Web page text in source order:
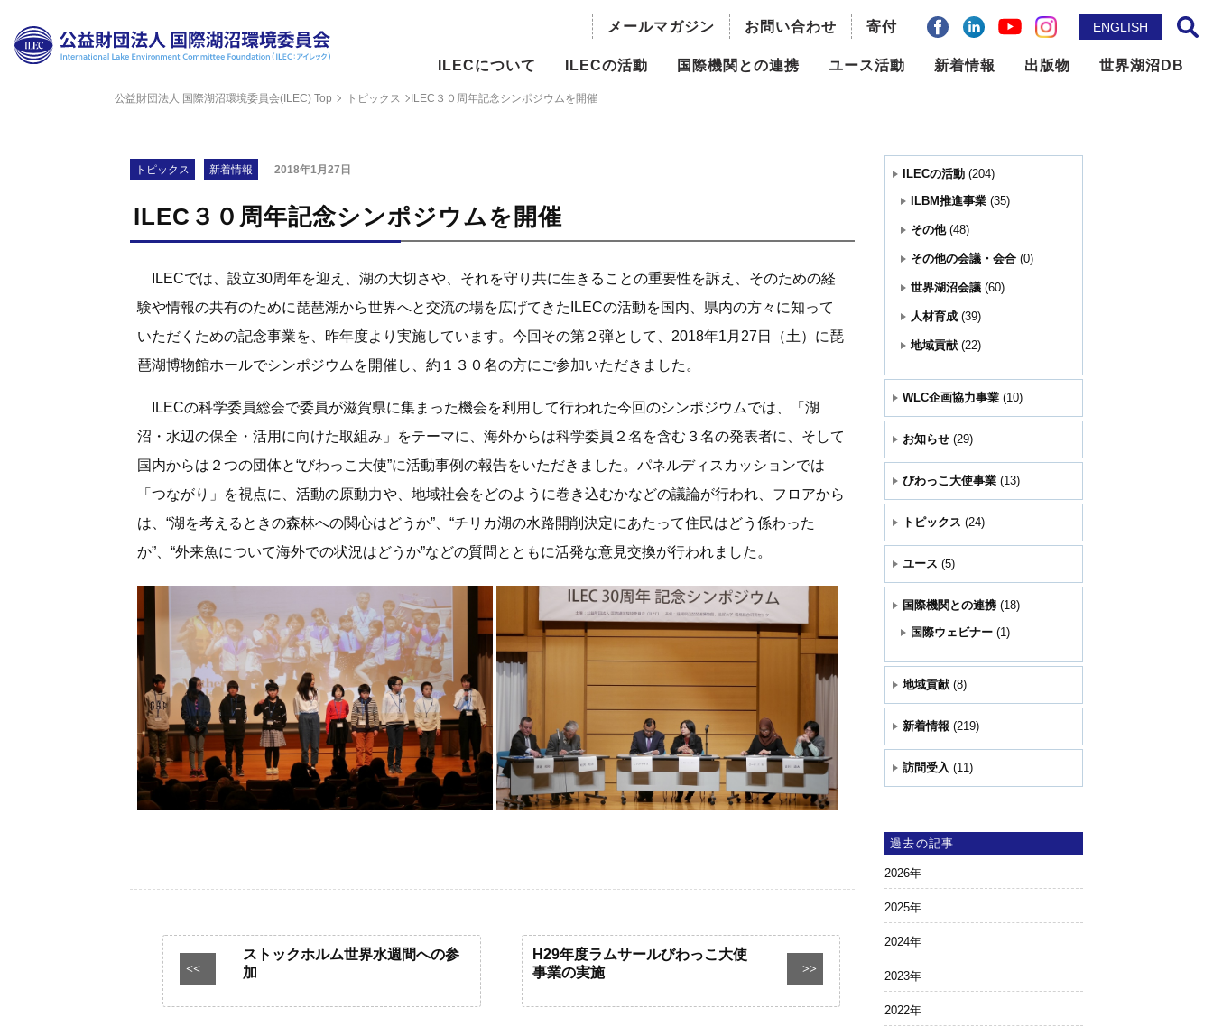
メールマガジン お問い合わせ 寄付
facebookLinkdinYouTubeinstagram ENGLISH
サイト内検索
ILECについて
財団の概要
組織概要
公開情報
ILECの活動
持続可能な水資源利用のための湖
国際越境水域評価プログラム
人材育成
世界湖沼会議
次回の湖沼会議
これまでの湖沼会議
開催地募集
祝！「世界湖沼の日」制定
地域貢献
国際機関との連携 ユース活動 新着情報
世界湖沼会議
国際機関との連携
出版物
ニュースレター
出版物
世界湖沼DB
公益財団法人 国際湖沼環境委員会(ILEC) Top トピックス ILEC３０周年記念シンポジウムを開催
トピックス 新着情報 2018年1月27日
ILEC３０周年記念シンポジウムを開催
ILECでは、設立30周年を迎え、湖の大切さや、それを守り共に生きることの重要性を訴え、そのための経
験や情報の共有のために琵琶湖から世界へと交流の場を広げてきたILECの活動を国内、県内の方々に知って
いただくための記念事業を、昨年度より実施しています。今回その第２弾として、2018年1月27日（土）に琵
琶湖博物館ホールでシンポジウムを開催し、約１３０名の方にご参加いただきました。
ILECの科学委員総会で委員が滋賀県に集まった機会を利用して行われた今回のシンポジウムでは、「湖
沼・水辺の保全・活用に向けた取組み」をテーマに、海外からは科学委員２名を含む３名の発表者に、そして
国内からは２つの団体と“びわっこ大使”に活動事例の報告をいただきました。パネルディスカッションでは
「つながり」を視点に、活動の原動力や、地域社会をどのように巻き込むかなどの議論が行われ、フロアから
は、“湖を考えるときの森林への関心はどうか”、“チリカ湖の水路開削決定にあたって住民はどう係わった
か”、“外来魚について海外での状況はどうか”などの質問とともに活発な意見交換が行われました。
<<
ストックホルム世界水週間への参
加
>>
H29年度ラムサールびわっこ大使
事業の実施
ILECの活動 (204)
ILBM推進事業 (35)
その他(48)
その他の会議・会合 (0)
世界湖沼会議 (60)
人材育成 (39)
地域貢献 (22)
WLC企画協力事業 (10)
お知らせ (29)
びわっこ大使事業 (13)
トピックス (24)
ユース (5)
国際機関との連携 (18)
国際ウェビナー (1)
地域貢献 (8)
新着情報 (219)
訪問受入 (11)
過去の記事
2026年
2025年
2024年
2023年
2022年